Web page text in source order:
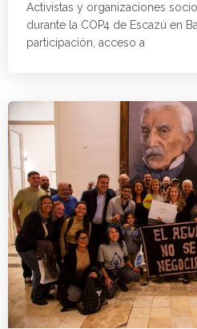
Activistas y organizaciones
durante la COP4 de Escazú en
participación, acceso a